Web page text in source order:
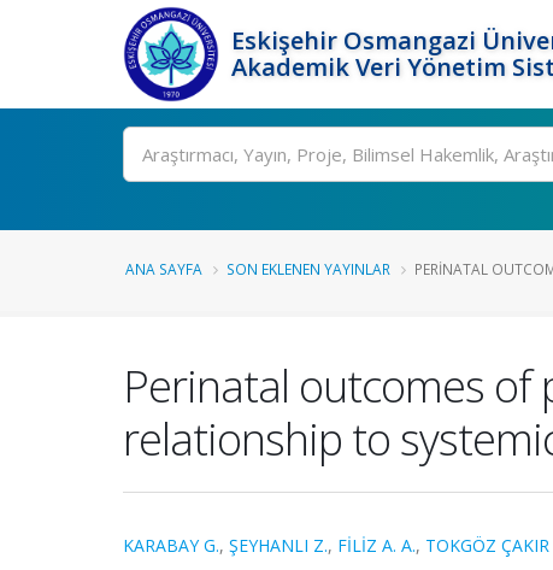
Eskişehir Osmangazi
Akademik Veri Yönetim
Ara
ANA SAYFA SON EKLENEN YAYINLAR PERINATAL
Perinatal outcomes of
relationship to
KARABAY G., ŞEYHANLI Z., FİLİZ A. A., TOKGÖZ ÇAKIR